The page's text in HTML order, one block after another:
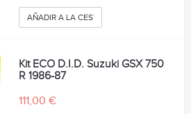
AÑADIR A LA CESTA
Kit ECO D.I.D. Suzuki GSX 750
R 1986-87
111,00 €